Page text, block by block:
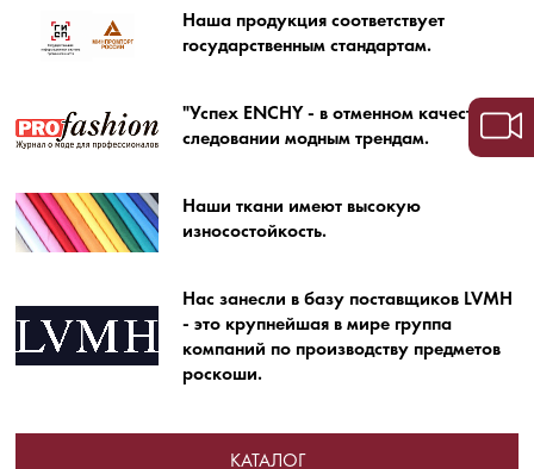
Наша продукция соответствует
государственным стандартам.
"Успех ENCHY - в отменном качестве и
следовании модным трендам.
Наши ткани имеют высокую
износостойкость.
Нас занесли в базу поставщиков LVMH
- это крупнейшая в мире группа
компаний по производству предметов
роскоши.
КАТАЛОГ